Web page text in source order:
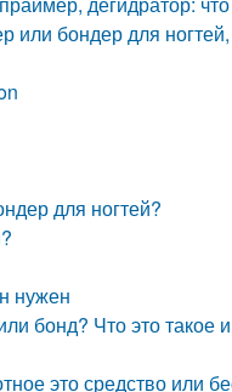
или бондер для
для ногтей?
нужен
бонд? Что это такое
это средство или